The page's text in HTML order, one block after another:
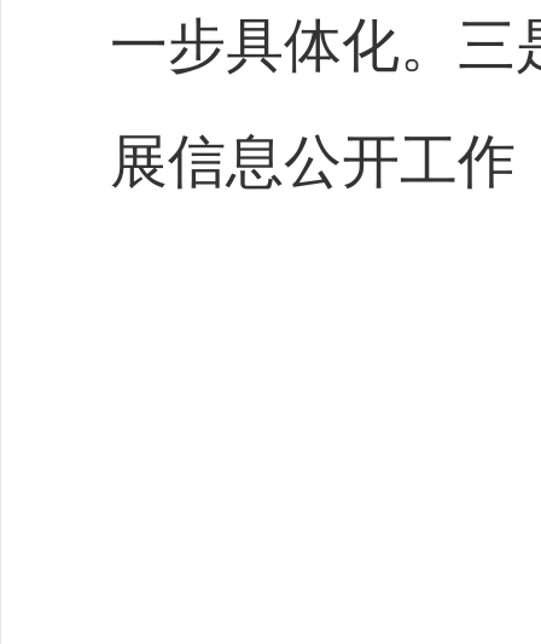
一步具体化。三
展信息公开工